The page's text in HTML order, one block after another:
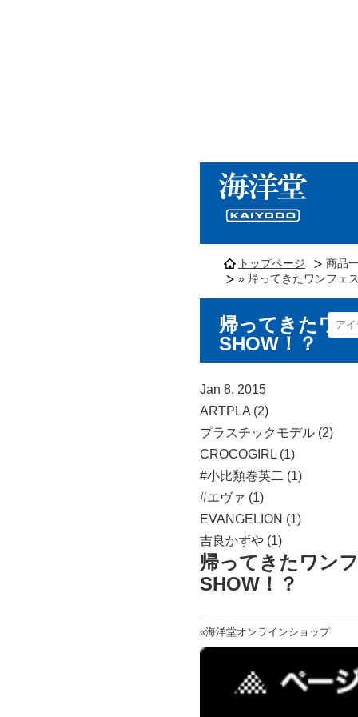
トップページ
商品
» 帰ってきたワンフェ
帰ってきたワ
SHOW！？
Jan 8, 2015
ARTPLA (2)
プラスチックモデル (2)
CROCOGIRL (1)
#小比類巻英二 (1)
#エヴァ (1)
EVANGELION (1)
吉良かずや (1)
帰ってきたワン
SHOW！？
«海洋堂オンラインショップ